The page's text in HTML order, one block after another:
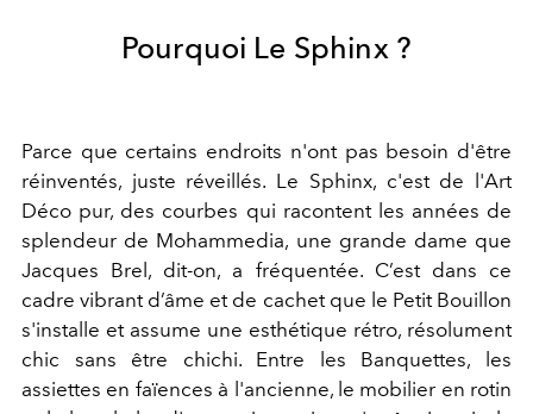
Pourquoi Le Sphinx ?
Parce que certains endroits n'ont pas besoin d'être
réinventés, juste réveillés. Le Sphinx, c'est de l'Art
Déco pur, des courbes qui racontent les années de
splendeur de Mohammedia, une grande dame que
Jacques Brel, dit-on, a fréquentée. C’est dans ce
cadre vibrant d’âme et de cachet que le Petit Bouillon
s'installe et assume une esthétique rétro, résolument
chic sans être chichi. Entre les Banquettes, les
assiettes en faïences à l'ancienne, le mobilier en rotin